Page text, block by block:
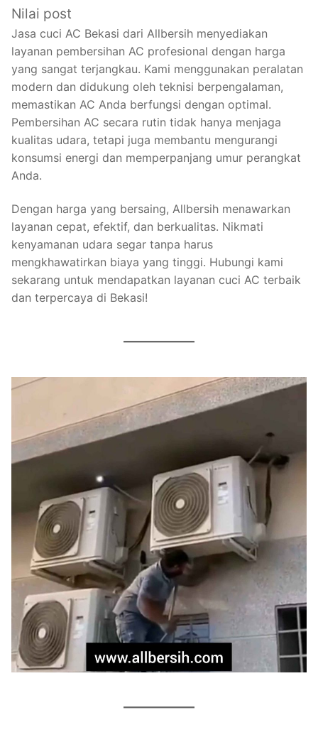
Nilai post
Jasa cuci AC Bekasi dari Allbersih menyediakan
layanan pembersihan AC profesional dengan harga
yang sangat terjangkau. Kami menggunakan peralatan
modern dan didukung oleh teknisi berpengalaman,
memastikan AC Anda berfungsi dengan optimal.
Pembersihan AC secara rutin tidak hanya menjaga
kualitas udara, tetapi juga membantu mengurangi
konsumsi energi dan memperpanjang umur perangkat
Anda.
Dengan harga yang bersaing, Allbersih menawarkan
layanan cepat, efektif, dan berkualitas. Nikmati
kenyamanan udara segar tanpa harus
mengkhawatirkan biaya yang tinggi. Hubungi kami
sekarang untuk mendapatkan layanan cuci AC terbaik
dan terpercaya di Bekasi!